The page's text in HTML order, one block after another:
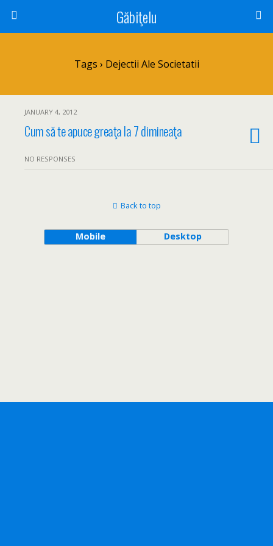
Găbiţelu
Tags › Dejectii Ale Societatii
JANUARY 4, 2012
Cum să te apuce greaţa la 7 dimineaţa
NO RESPONSES
Back to top
Mobile Desktop